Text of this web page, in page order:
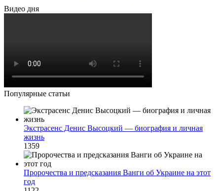
Видео дня
Популярные статьи
Экстрасенс Денис Высоцкий — биография и личная
жизнь
1359
Пророчества и предсказания Ванги об Украине на этот
год